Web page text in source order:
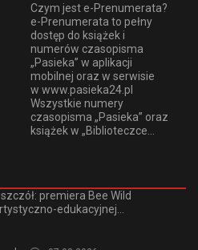
Czym jest e-Prenumerata?
e-Prenumerata to pełny
dostęp do książek i
numerów czasopisma
„Pasieka” w aplikacji
mobilnej oraz w serwisie
w www.pasieka24.pl
Wszystkie numery
czasopisma „Pasieka” oraz
książek w „Biblioteczce...
premiera Bee Wild
edukacyjnej...